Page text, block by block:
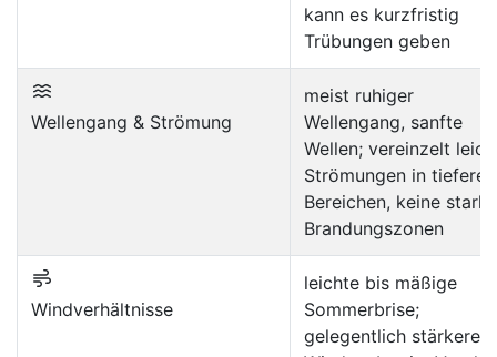
kann es kurzfristig
Trübungen geben
Wellengang & Strömung
meist ruhiger
Wellengang, sanfte
Wellen; vereinzelt
Strömungen in tieferen
Bereichen, keine
Brandungszonen
Windverhältnisse
leichte bis mäßige
Sommerbrise;
gelegentlich stärkere